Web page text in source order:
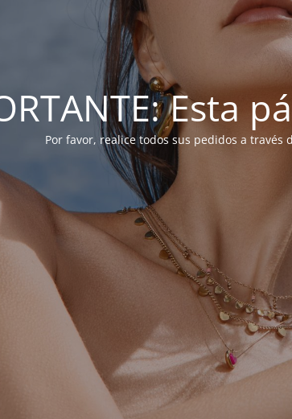
Esta
Por favor, realice todos sus pedidos a